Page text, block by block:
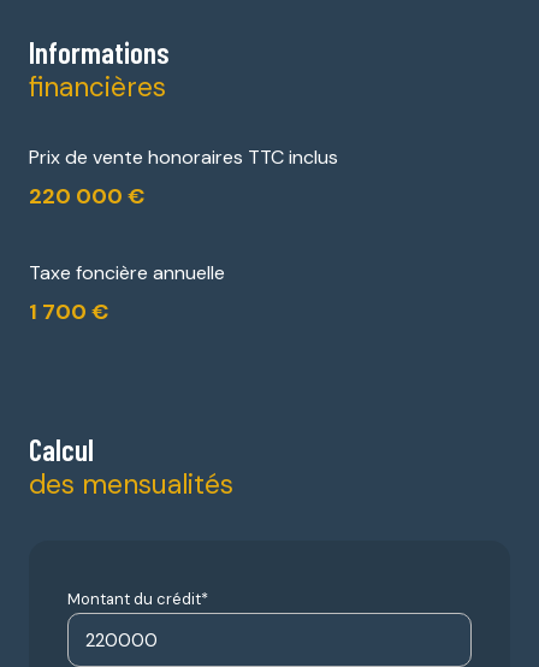
Informations
financières
Prix de vente honoraires TTC inclus
220 000 €
Taxe foncière annuelle
1 700 €
Calcul
des mensualités
Montant du crédit*